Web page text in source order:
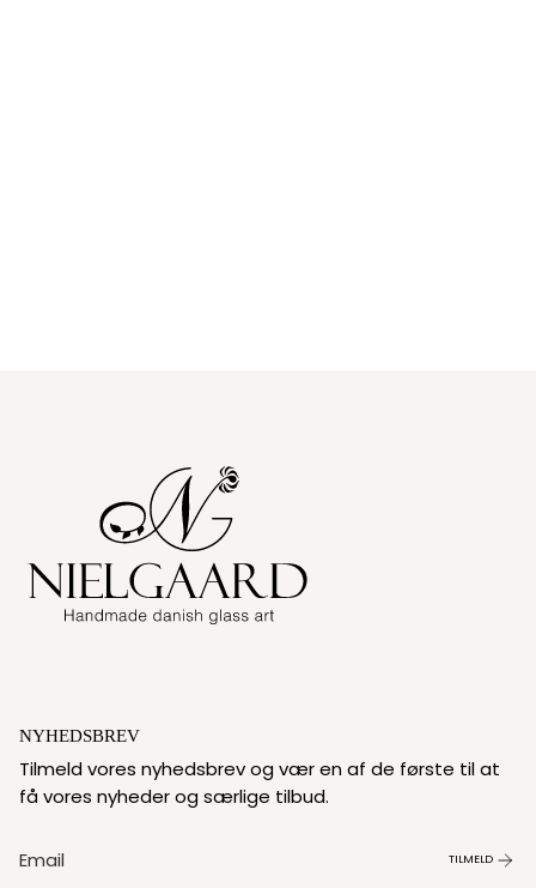
NYHEDSBREV
Tilmeld vores nyhedsbrev og vær en af de første til at
få vores nyheder og særlige tilbud.
TILMELD